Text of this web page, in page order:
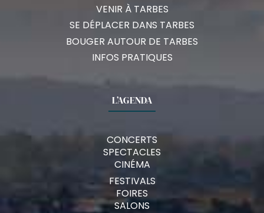
VENIR À TARBES
SE DÉPLACER DANS TARBES
BOUGER AUTOUR DE TARBES
INFOS PRATIQUES
L’AGENDA
CONCERTS
SPECTACLES
CINÉMA
FESTIVALS
FOIRES
SALONS